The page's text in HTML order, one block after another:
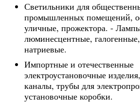
Светильники для
промышленных помещений,
уличные, прожектора. -
люминесцентные,
натриевые.
Импортные и отечественные
электроустановочные
каналы, трубы для
установочные коробки.